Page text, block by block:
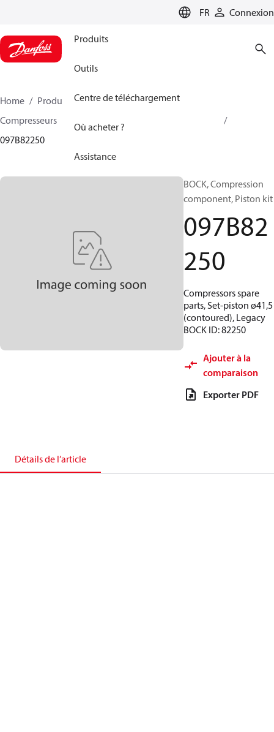
FR Connexion
Produits
Outils
Centre de téléchargement
Où acheter ?
Assistance
Home Produits
Climate Solutions - chauffage
Compresseurs
097B82250
BOCK, Compression
component, Piston kit
097B82
250
Compressors spare
parts, Set-piston ø41,5
(contoured), Legacy
BOCK ID: 82250
Ajouter à la
comparaison
Exporter PDF
Détails de l’article